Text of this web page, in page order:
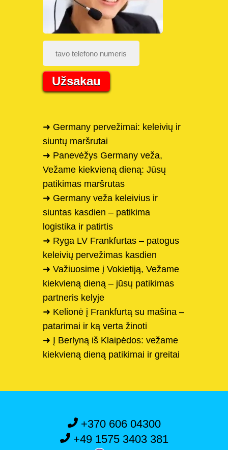
Užsakau
➜ Germany pervežimai: keleivių ir
siuntų maršrutai
➜ Panevėžys Germany veža,
Vežame kiekvieną dieną: Jūsų
patikimas maršrutas
➜ Germany veža keleivius ir
siuntas kasdien – patikima
logistika ir patirtis
➜ Ryga LV Frankfurtas – patogus
keleivių pervežimas kasdien
➜ Važiuosime į Vokietiją, Vežame
kiekvieną dieną – jūsų patikimas
partneris kelyje
➜ Kelionė į Frankfurtą su mašina –
patarimai ir ką verta žinoti
➜ Į Berlyną iš Klaipėdos: vežame
kiekvieną dieną patikimai ir greitai
+370 606 04300
+49 1575 3403 381